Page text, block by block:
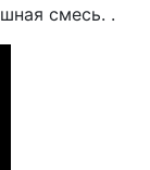
смесь. .